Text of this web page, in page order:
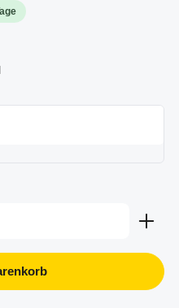
Wert ein